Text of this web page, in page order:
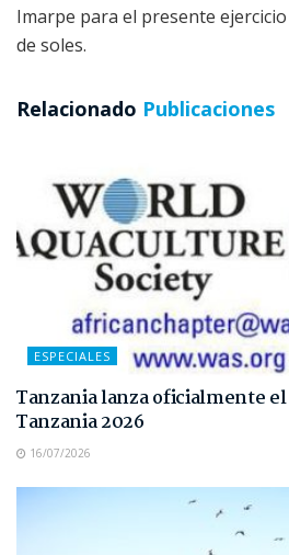
Imarpe para el presente
de soles.
Relacionado Publicaciones
ESPECIALES
Tanzania lanza oficialmente
Tanzania 2026
16/07/2026